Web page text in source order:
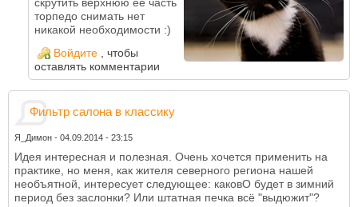
скрутить верхнюю ее часть
торпедо снимать нет
никакой необходимости :)
Войдите , чтобы
оставлять комментарии
Фильтр салона в классику
Я_Димон- 04.09.2014 - 23:15
Идея интересная и полезная. Очень хочется применить на
практике, но меня, как жителя северного региона нашей
необъятной, интересует следующее: каковО будет в зимний
период без заслонки? Или штатная печка всё "выдюжит"?